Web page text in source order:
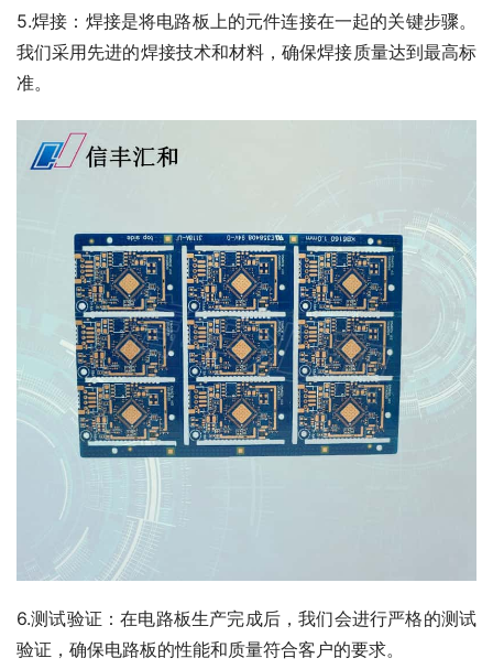
5.焊接：焊接是将电路板上的元件连接在一起的关键步骤。
我们采用先进的焊接技术和材料，确保焊接质量达到最高标
准。
6.测试验证：在电路板生产完成后，我们会进行严格的测试
验证，确保电路板的性能和质量符合客户的要求。